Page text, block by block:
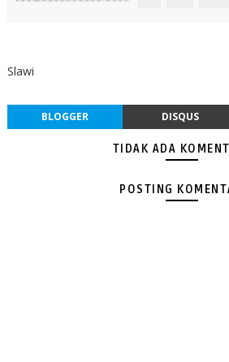
Slawi
BLOGGER DISQUS
TIDAK ADA
POSTING